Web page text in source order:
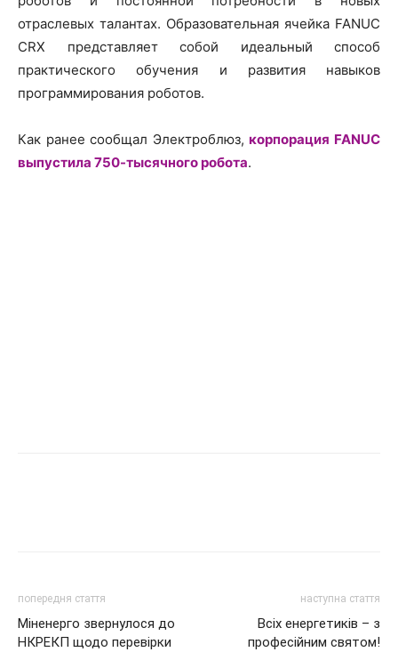
отраслевых талантах. Образовательная ячейка FANUC
CRX представляет собой идеальный способ
практического обучения и развития навыков
программирования роботов.
Как ранее сообщал Электроблюз,корпорация FANUC
выпустила 750-тысячного робота.
попередня стаття
Міненерго звернулося до
НКРЕКП щодо перевірки
наступна стаття
Всіх енергетиків – з
професійним святом!